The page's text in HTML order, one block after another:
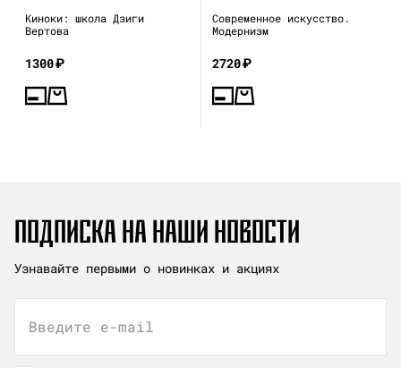
Киноки: школа Дзиги
Вертова
1300₽
Современное искусство.
Модернизм
2720₽
ПОДПИСКА НА НАШИ НОВОСТИ
Узнавайте первыми о новинках и акциях
Введите e-mail